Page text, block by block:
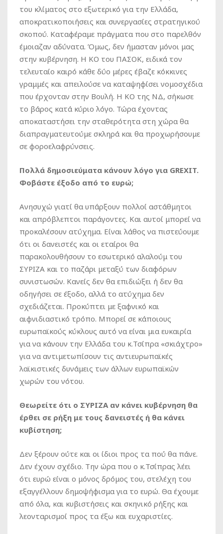
του κλίματος στο εξωτερικό για την Ελλάδα,
αποκρατικοποιήσεις και συνεργασίες στρατηγικού
σκοπού. Καταφέραμε πράγματα που στο παρελθόν
έμοιαζαν αδύνατα. Όμως, δεν ήμασταν μόνοι μας
στην κυβέρνηση. Η ΚΟ του ΠΑΣΟΚ, ειδικά τον
τελευταίο καιρό κάθε δύο μέρες έβαζε κόκκινες
γραμμές και απειλούσε να καταψηφίσει νομοσχέδια
που έρχονταν στην Βουλή. Η ΚΟ της ΝΔ, σήκωσε
το βάρος κατά κύριο λόγο. Τώρα έχοντας
αποκαταστήσει την σταθερότητα στη χώρα θα
διαπραγματευτούμε σκληρά και θα προχωρήσουμε
σε φοροελαφρύνσεις.
Πολλά δημοσιεύματα κάνουν λόγο για GREXIT.
Φοβάστε έξοδο από το ευρώ;
Ανησυχώ γιατί θα υπάρξουν πολλοί αστάθμητοι
και απρόβλεπτοι παράγοντες. Και αυτοί μπορεί να
προκαλέσουν ατύχημα. Είναι λάθος να πιστεύουμε
ότι οι δανειστές και οι εταίροι θα
παρακολουθήσουν το εσωτερικό αλαλούμ του
ΣΥΡΙΖΑ και το παζάρι μεταξύ των διαφόρων
συνιστωσών. Κανείς δεν θα επιδιώξει ή δεν θα
οδηγήσει σε έξοδο, αλλά το ατύχημα δεν
σχεδιάζεται. Προκύπτει με ξαφνικό και
αιφνιδιαστικό τρόπο. Μπορεί σε κάποιους
ευρωπαϊκούς κύκλους αυτό να είναι μια ευκαιρία
για να κάνουν την Ελλάδα του κ.Τσίπρα «σκιάχτρο»
για να αντιμετωπίσουν τις αντιευρωπαϊκές
λαϊκιστικές δυνάμεις των άλλων ευρωπαϊκών
χωρών του νότου.
Θεωρείτε ότι ο ΣΥΡΙΖΑ αν κάνει κυβέρνηση θα
έρθει σε ρήξη με τους δανειστές ή θα κάνει
κυβίστηση;
Δεν ξέρουν ούτε και οι ίδιοι προς τα πού θα πάνε.
Δεν έχουν σχέδιο. Την ώρα που ο κ.Τσίπρας λέει
ότι ευρώ είναι ο μόνος δρόμος του, στελέχη του
εξαγγέλλουν δημοψήφισμα για το ευρώ. Θα έχουμε
από όλα, και κυβιστήσεις και σκηνικό ρήξης και
λεονταρισμοί προς τα έξω και ευχαριστίες.